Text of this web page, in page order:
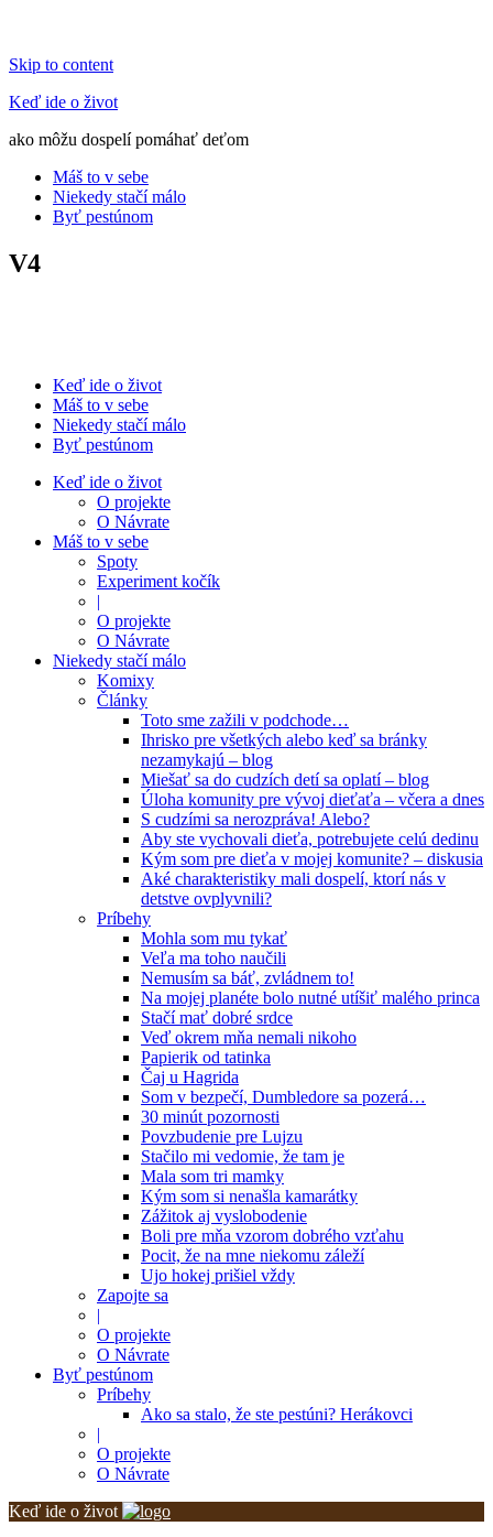
Skip to content
Keď ide o život
ako môžu dospelí pomáhať deťom
Máš to v sebe
Niekedy stačí málo
Byť pestúnom
V4
Keď ide o život
Máš to v sebe
Niekedy stačí málo
Byť pestúnom
Keď ide o život
O projekte
O Návrate
Máš to v sebe
Spoty
Experiment kočík
|
O projekte
O Návrate
Niekedy stačí málo
Komixy
Články
Toto sme zažili v podchode…
Ihrisko pre všetkých alebo keď sa bránky
nezamykajú – blog
Miešať sa do cudzích detí sa oplatí – blog
Úloha komunity pre vývoj dieťaťa – včera a dnes
S cudzími sa nerozpráva! Alebo?
Aby ste vychovali dieťa, potrebujete celú dedinu
Kým som pre dieťa v mojej komunite? – diskusia
Aké charakteristiky mali dospelí, ktorí nás v
detstve ovplyvnili?
Príbehy
Mohla som mu tykať
Veľa ma toho naučili
Nemusím sa báť, zvládnem to!
Na mojej planéte bolo nutné utíšiť malého princa
Stačí mať dobré srdce
Veď okrem mňa nemali nikoho
Papierik od tatinka
Čaj u Hagrida
Som v bezpečí, Dumbledore sa pozerá…
30 minút pozornosti
Povzbudenie pre Lujzu
Stačilo mi vedomie, že tam je
Mala som tri mamky
Kým som si nenašla kamarátky
Zážitok aj vyslobodenie
Boli pre mňa vzorom dobrého vzťahu
Pocit, že na mne niekomu záleží
Ujo hokej prišiel vždy
Zapojte sa
|
O projekte
O Návrate
Byť pestúnom
Príbehy
Ako sa stalo, že ste pestúni? Herákovci
|
O projekte
O Návrate
Keď ide o život